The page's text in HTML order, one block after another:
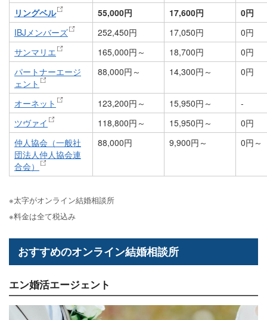
リングベル 55,000円 17,600円
0円
IBJメンバーズ
252,450円 17,050円
0円
サンマリエ
165,000円～ 18,700円
0円
パートナーエージ
ェント
88,000円～ 14,300円～ 0円
オーネット 123,200円～ 15,950円～
-
ツヴァイ
118,800円～ 15,950円～
0円
仲人協会（一般社
団法人仲人協会連
合会）
88,000円 9,900円～ 0円～
※太字がオンライン結婚相談所
※料金は全て税込み
おすすめのオンライン結婚相談所
エン婚活エージェント